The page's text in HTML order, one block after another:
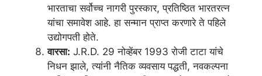
भारताचा सर्वोच्च नागरी पुरस्कार, प्रतिष्ठित भारतरत्न
यांचा समावेश आहे. हा सन्मान प्राप्त करणारे ते पहिले
उद्योगपती होते.
वारसा: J.R.D. 29 नोव्हेंबर 1993 रोजी टाटा यांचे
निधन झाले, त्यांनी नैतिक व्यवसाय पद्धती, नवकल्पना